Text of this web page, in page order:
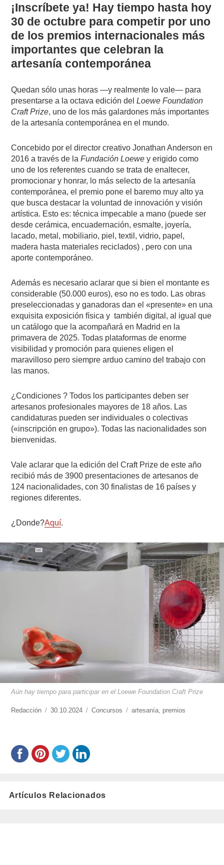
¡Inscríbete ya! Hay tiempo hasta hoy
30 de octubre para competir por uno
de los premios internacionales más
importantes que celebran la
artesanía contemporánea
Quedan sólo unas horas —y realmente lo vale— para
presentarse a la octava edición delLoewe Foundation
Craft Prize, uno de los más galardones más importantes
de la artesanía contemporánea en el mundo.
Concebido por el director creativo Jonathan Anderson en
2016 a través de laFundación Loewe y erigido como
uno de los referentes cuando se trata de enaltecer,
promocionar y honrar, lo más selecto de la artesanía
contemporánea, el premio pone el baremo muy alto ya
que busca destacar la voluntad de innovación y visión
artística. Esto es: técnica impecable a mano (puede ser
desde cerámica, encuadernación, esmalte, joyería,
lacado, metal, mobiliario, piel, textil, vidrio, papel,
madera hasta materiales reciclados) , pero con una
aporte contemporáneo.
Además es necesario aclarar que si bien el montante es
considerable (50.000 euros), eso no es todo. Las obras
preseleccionadas y ganadoras dan el «presente» en una
exquisita exposición física y también digital, al igual que
un catálogo que la acompañará en Madrid en la
primavera de 2025. Todas plataformas de enorme
visibilidad y promoción para quienes eligen el
maravilloso pero siempre arduo camino del trabajo con
las manos.
¿Condiciones ? Todos los participantes deben ser
artesanos profesionales mayores de 18 años. Las
candidaturas pueden ser individuales o colectivas
(«inscripción en grupo»). Todas las nacionalidades son
bienvenidas.
Vale aclarar que la edición del Craft Prize de este año
recibió más de 3900 presentaciones de artesanos de
124 nacionalidades, con 30 finalistas de 16 países y
regiones diferentes.
¿Donde?Aquí.
Aún hay tiempo para participar en el Loewe Foundation Craft Prize
https://www.experimenta.es/author/redaccion/
Redacción
Publicado
30.10.2024 Categorías
Concursos Etiquetas
artesanía premios
Artículos Relacionados